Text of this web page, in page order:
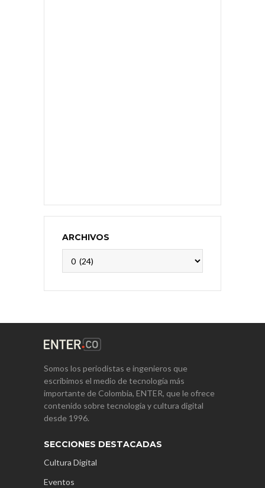
ARCHIVOS
Somos los periodistas e ingenieros que
escribimos el medio de tecnología más
importante de Colombia, ENTER, que le ofrece
contenido sobre tecnología y cultura digital
desde 1996.
SECCIONES DESTACADAS
Cultura Digital
Eventos